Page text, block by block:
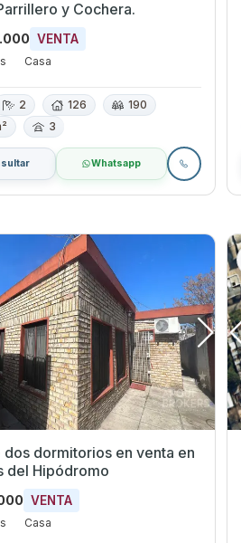
y Cochera.
VENTA
Casa
2 126
190
3
Whatsapp
dormitorios en venta en
del Hipódromo
VENTA
Casa